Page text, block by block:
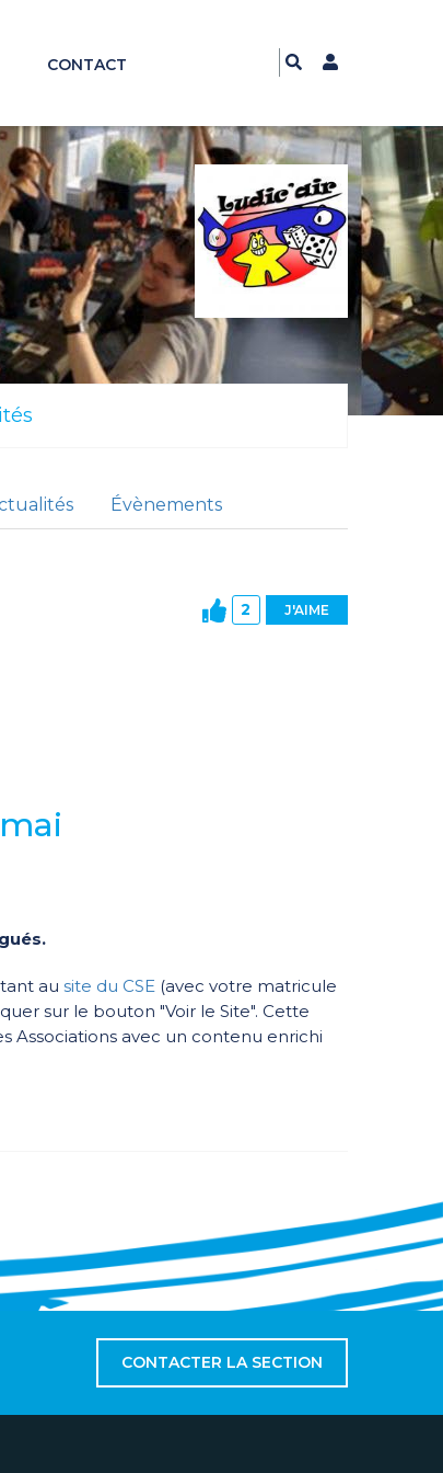
CONTACT
Évènements
2 J'AIME
au site du CSE (avec votre matricule
sur le bouton "Voir le Site". Cette
avec un contenu enrichi
CONTACTER LA SECTION